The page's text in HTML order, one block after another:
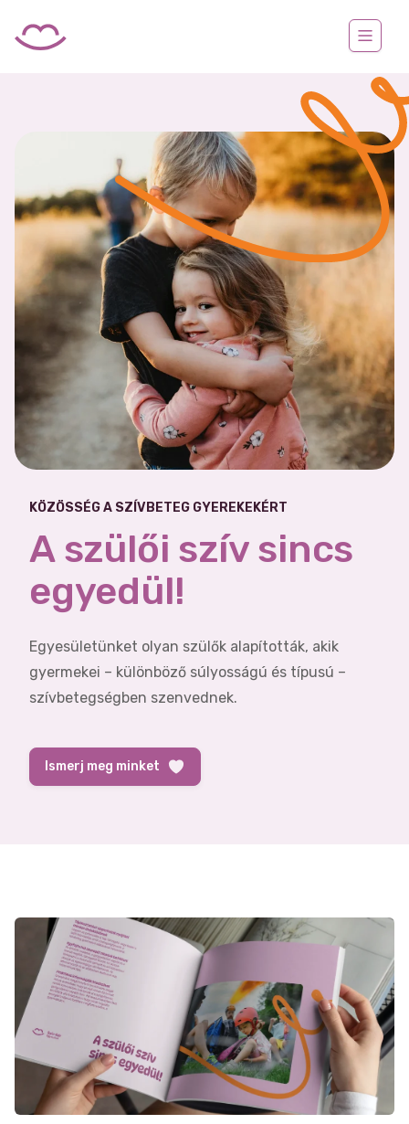
KÖZÖSSÉG A SZÍVBETEG GYEREKEKÉRT
A szülői szív sincs
egyedül!
Egyesületünket olyan szülők alapították, akik
gyermekei – különböző súlyosságú és típusú –
szívbetegségben szenvednek.
Ismerj meg minket